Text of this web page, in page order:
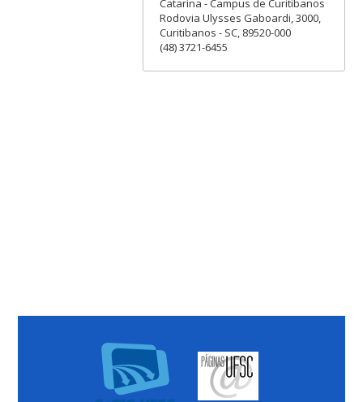
Catarina - Campus de Curitibanos
Rodovia Ulysses Gaboardi, 3000,
Curitibanos - SC, 89520-000
(48) 3721-6455